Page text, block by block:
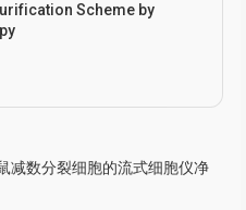
Scheme by
减数分裂细胞的流式细胞仪净